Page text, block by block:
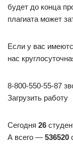
будет до конца
плагиата может
Если у вас
нас
8-800-550-55-87
Загрузить работу
Сегодня 26
А всего — 536520